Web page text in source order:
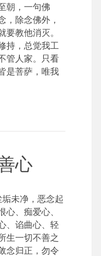
朝，一句佛
，除念佛外，
要教他消灭。
持，总觉我工
管人家。只看
是菩萨，唯我
心
未净，恶念起
心、痴爱心、
、谄曲心、轻
生一切不善之
念归正，勿令